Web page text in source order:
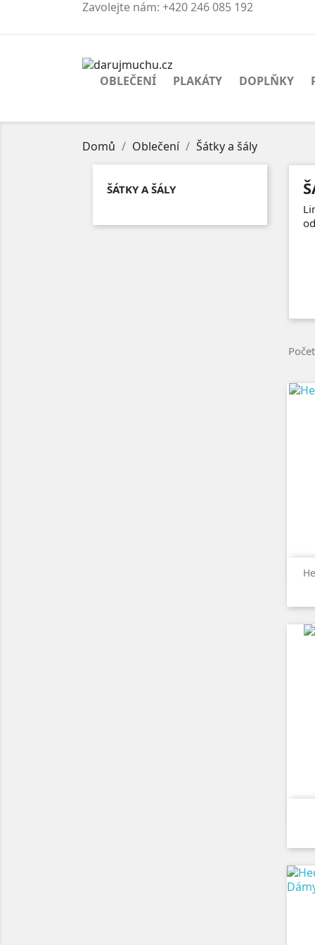
Zavolejte nám: +420 246 085 192
OBLEČENÍ PLAKÁTY DOPLŇKY
Domů Oblečení Šátky a šály
ŠÁTKY A ŠÁLY